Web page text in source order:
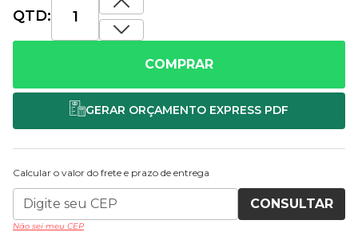
QTD:
COMPRAR
Calcular o valor do frete e prazo de entrega
CONSULTAR
Não sei meu CEP